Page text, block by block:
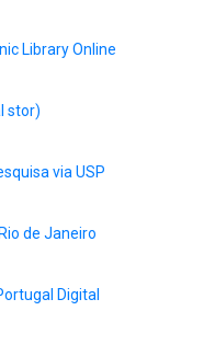
Library Online
stor)
via USP
de Janeiro
Digital